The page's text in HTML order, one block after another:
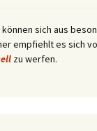
sich aus
empfiehlt es sich
zu werfen.